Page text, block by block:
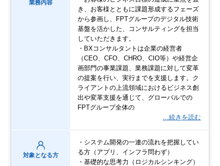
業務内容
き、お客様とともに課題形成するフェーズ
から参画し、FPTグループのデジタル技術
基盤を活かした、コンサルティングを担当
していただきます。
・BXコンサルタントは企業の経営者
（CEO、CFO、CHRO、CIO等）や経営企
画部門の事業課題、業務課題に対して変革
の提案を行い、実行までを支援します。ク
ライアントの上流領域におけるビジネス創
出や変革支援を通じて、グローバルでの
FPTグループ全体の
…続きを読む
対象となる方
・システム開発の一連の流れを把握してい
る方（アプリ、インフラ問わず）
・基礎的な思考力（ロジカルシンキング）